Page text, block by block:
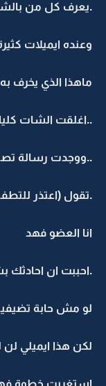
.يعرف كل من
وعنده ايميلات
ماهذا الذي يخرف به
..اغلقت الشات كليا
..ووجدت رسالة
.تقول (اعتذر
انا العضو فهد
.احببت ان
لو مش حابة
لكن هذا ايميلي
استغربت خطوة